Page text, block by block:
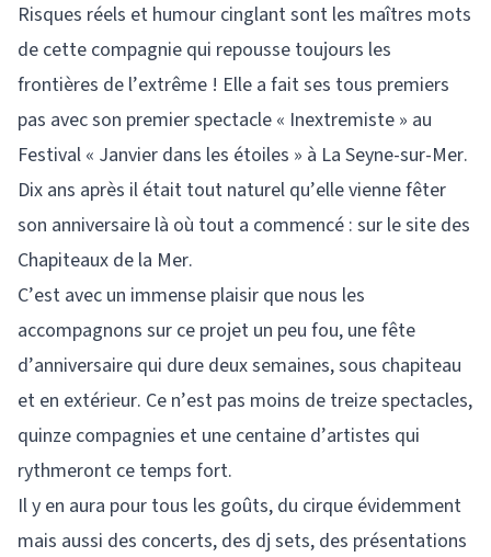
Risques réels et humour cinglant sont les maîtres mots
de cette compagnie qui repousse toujours les
frontières de l’extrême ! Elle a fait ses tous premiers
pas avec son premier spectacle « Inextremiste » au
Festival « Janvier dans les étoiles » à La Seyne-sur-Mer.
Dix ans après il était tout naturel qu’elle vienne fêter
son anniversaire là où tout a commencé : sur le site des
Chapiteaux de la Mer.
C’est avec un immense plaisir que nous les
accompagnons sur ce projet un peu fou, une fête
d’anniversaire qui dure deux semaines, sous chapiteau
et en extérieur. Ce n’est pas moins de treize spectacles,
quinze compagnies et une centaine d’artistes qui
rythmeront ce temps fort.
Il y en aura pour tous les goûts, du cirque évidemment
mais aussi des concerts, des dj sets, des présentations